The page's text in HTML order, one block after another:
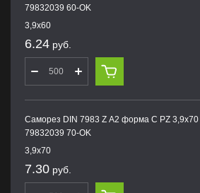
79832039 60-OK
3,9х60
6.24 руб.
Саморез DIN 7983 Z А2 форма С PZ 3,9х70
79832039 70-OK
3,9х70
7.30 руб.